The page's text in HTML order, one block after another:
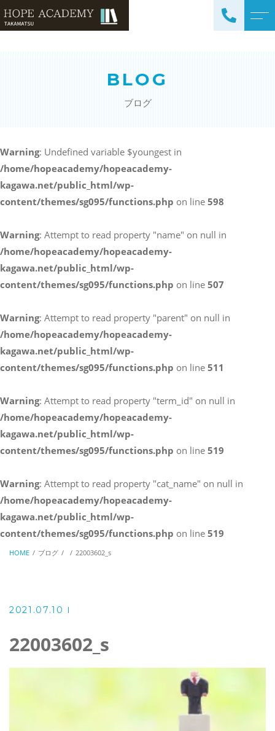
（4科目）
中学生コース（5科目）
高校生コース（3科目）
英会話コース（幼児～小学
校低学年）
087-887-7663
Webからのお問い合わせ
CONTACT
BLOG
ブログ
Warning: Undefined variable $youngest in
/home/hopeacademy/hopeacademy-
kagawa.net/public_html/wp-
content/themes/sg095/functions.php on line 598
Warning: Attempt to read property "name" on null in
/home/hopeacademy/hopeacademy-
kagawa.net/public_html/wp-
content/themes/sg095/functions.php on line 507
Warning: Attempt to read property "parent" on null in
/home/hopeacademy/hopeacademy-
kagawa.net/public_html/wp-
content/themes/sg095/functions.php on line 511
Warning: Attempt to read property "term_id" on null in
/home/hopeacademy/hopeacademy-
kagawa.net/public_html/wp-
content/themes/sg095/functions.php on line 519
Warning: Attempt to read property "cat_name" on null in
/home/hopeacademy/hopeacademy-
kagawa.net/public_html/wp-
content/themes/sg095/functions.php on line 519
HOME ブログ 22003602_s
2021.07.10
22003602_s